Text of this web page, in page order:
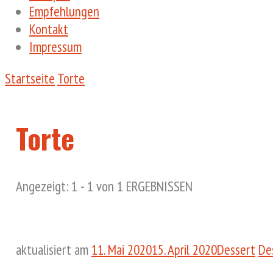
Empfehlungen
Kontakt
Impressum
Startseite Torte
Torte
Angezeigt: 1 - 1 von 1 ERGEBNISSEN
aktualisiert am 11. Mai 202015. April 2020Dessert